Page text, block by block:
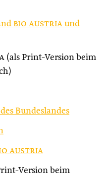
bio austria und
(als Print-Version beim
Bundeslandes
austria
Version beim